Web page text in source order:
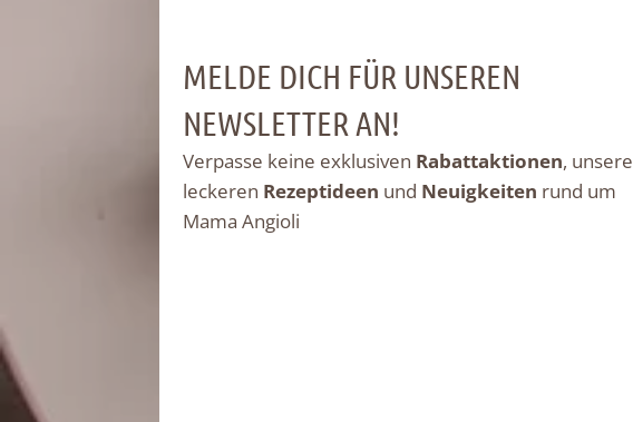
MELDE DICH FÜR UNSEREN
NEWSLETTER AN!
Verpasse keine exklusiven Rabattaktionen, unsere
leckeren Rezeptideen und Neuigkeiten rund um
Mama Angioli